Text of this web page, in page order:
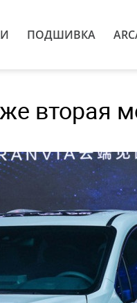
ПОДШИВКА
вторая